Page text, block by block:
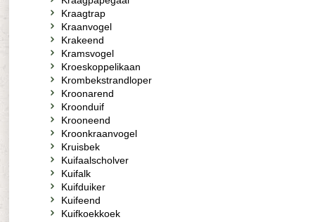
Kraagtrap
Kraanvogel
Krakeend
Kramsvogel
Kroeskoppelikaan
Krombekstrandloper
Kroonarend
Kroonduif
Krooneend
Kroonkraanvogel
Kruisbek
Kuifaalscholver
Kuifalk
Kuifduiker
Kuifeend
Kuifkoekkoek